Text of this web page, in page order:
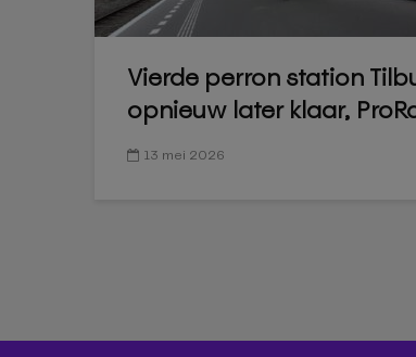
Vierde perron station
opnieuw later klaar,
13 mei 2026